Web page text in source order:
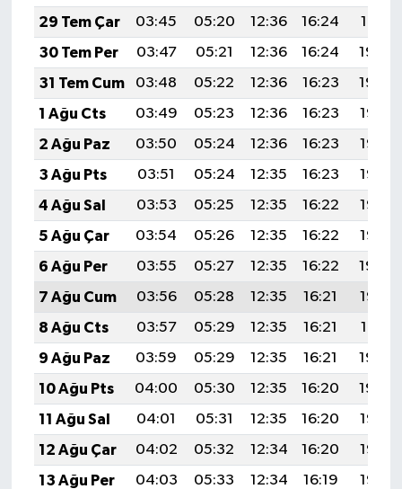
29 Tem Çar
03:45 05:20 12:36 16:24
19:41
30 Tem Per
03:47 05:21 12:36 16:24
19:40
31 Tem Cum
03:48 05:22 12:36 16:23
19:39
1 Ağu Cts
03:49 05:23 12:36 16:23
19:38
2 Ağu Paz
03:50 05:24 12:36 16:23
19:37
3 Ağu Pts
03:51 05:24 12:35 16:23
19:37
4 Ağu Sal
03:53 05:25 12:35 16:22
19:36
5 Ağu Çar
03:54 05:26 12:35 16:22
19:35
6 Ağu Per
03:55 05:27 12:35 16:22
19:34
7 Ağu Cum
03:56 05:28 12:35 16:21
19:32
8 Ağu Cts
03:57 05:29 12:35 16:21
19:31
9 Ağu Paz
03:59 05:29 12:35 16:21
19:30
10 Ağu Pts
04:00 05:30 12:35 16:20
19:29
11 Ağu Sal
04:01 05:31 12:35 16:20
19:28
12 Ağu Çar
04:02 05:32 12:34 16:20
19:27
13 Ağu Per
04:03 05:33 12:34 16:19
19:26